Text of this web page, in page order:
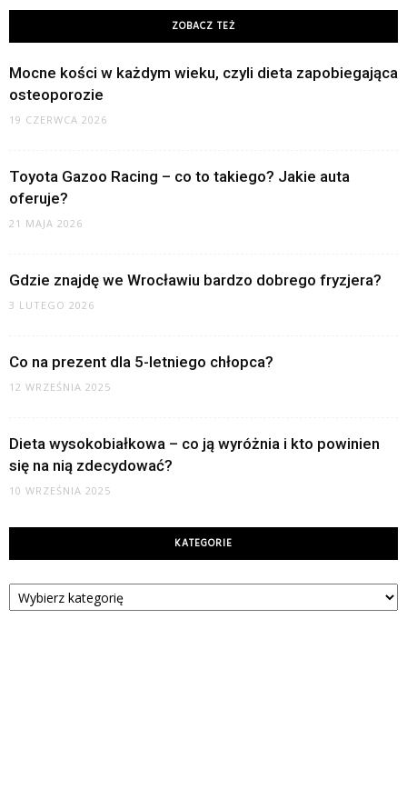
ZOBACZ TEŻ
Mocne kości w każdym wieku, czyli dieta zapobiegająca
osteoporozie
19 CZERWCA 2026
Toyota Gazoo Racing – co to takiego? Jakie auta
oferuje?
21 MAJA 2026
Gdzie znajdę we Wrocławiu bardzo dobrego fryzjera?
3 LUTEGO 2026
Co na prezent dla 5-letniego chłopca?
12 WRZEŚNIA 2025
Dieta wysokobiałkowa – co ją wyróżnia i kto powinien
się na nią zdecydować?
10 WRZEŚNIA 2025
KATEGORIE
Kategorie